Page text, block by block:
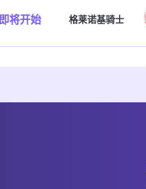
即将开始 格莱诺基骑士